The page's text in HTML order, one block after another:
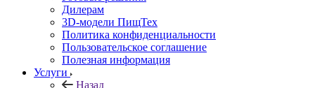
Дилерам
3D-модели ПищТех
Политика конфиденциальности
Пользовательское соглашение
Полезная информация
Услуги
Назад